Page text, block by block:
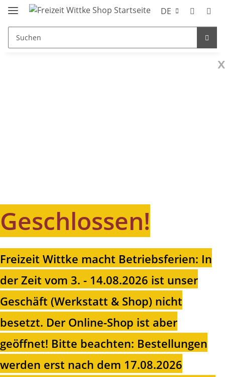
DE
x
Geschlossen!
Freizeit Wittke macht Betriebsferien: In
der Zeit vom 3. - 14.08.2026 ist unser
Geschäft (Werkstatt & Shop) nicht
besetzt. Der Online-Shop ist aber
geöffnet! Bitte beachten: Bestellungen
werden erst nach dem 17.08.2026